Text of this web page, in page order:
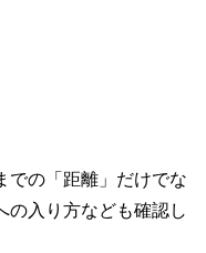
での「距離」だけでな
の入り方なども確認し